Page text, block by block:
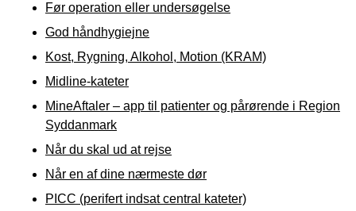
Før operation eller undersøgelse
God håndhygiejne
Kost, Rygning, Alkohol, Motion (KRAM)
Midline-kateter
MineAftaler – app til patienter og pårørende i Region
Syddanmark
Når du skal ud at rejse
Når en af dine nærmeste dør
PICC (perifert indsat central kateter)